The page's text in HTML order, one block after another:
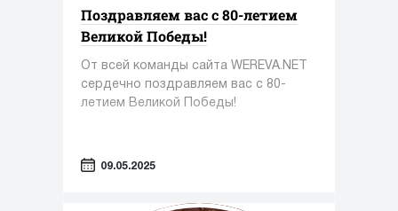
Поздравляем вас с 80-летием
Великой Победы!
От всей команды сайта WEREVA.NET
сердечно поздравляем вас с 80-
летием Великой Победы!
09.05.2025